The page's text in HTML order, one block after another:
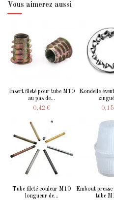
Vous aimerez aussi
Insert fileté pour tube M10
au pas de...
0,42 €
Rondelle
Tube fileté couleur M10
longueur de...
Embout
tube